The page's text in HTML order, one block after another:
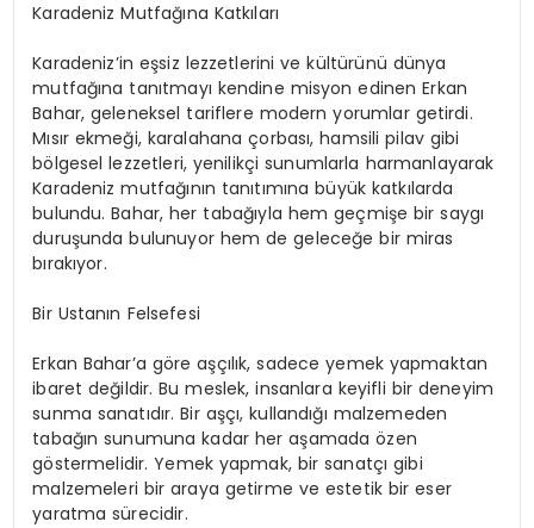
Karadeniz Mutfağına Katkıları
Karadeniz’in eşsiz lezzetlerini ve kültürünü dünya
mutfağına tanıtmayı kendine misyon edinen Erkan
Bahar, geleneksel tariflere modern yorumlar getirdi.
Mısır ekmeği, karalahana çorbası, hamsili pilav gibi
bölgesel lezzetleri, yenilikçi sunumlarla harmanlayarak
Karadeniz mutfağının tanıtımına büyük katkılarda
bulundu. Bahar, her tabağıyla hem geçmişe bir saygı
duruşunda bulunuyor hem de geleceğe bir miras
bırakıyor.
Bir Ustanın Felsefesi
Erkan Bahar’a göre aşçılık, sadece yemek yapmaktan
ibaret değildir. Bu meslek, insanlara keyifli bir deneyim
sunma sanatıdır. Bir aşçı, kullandığı malzemeden
tabağın sunumuna kadar her aşamada özen
göstermelidir. Yemek yapmak, bir sanatçı gibi
malzemeleri bir araya getirme ve estetik bir eser
yaratma sürecidir.